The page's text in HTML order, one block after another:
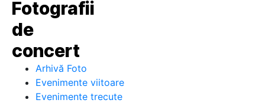
Arhivă Foto
Evenimente viitoare
Evenimente trecute